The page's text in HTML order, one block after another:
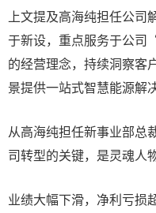
上文提及高海纯担任公司
于新设，重点服务于公司
的经营理念，持续洞察客
景提供一站式智慧能源解
从高海纯担任新事业部总
司转型的关键，是灵魂人
业绩大幅下滑，净利亏损